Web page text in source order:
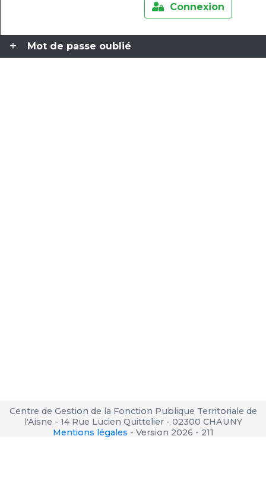
Connexion
Mot de passe oublié
Centre de Gestion de la Fonction Publique Territoriale de
l'Aisne - 14 Rue Lucien Quittelier - 02300 CHAUNY
Mentions légales - Version 2026 - 211